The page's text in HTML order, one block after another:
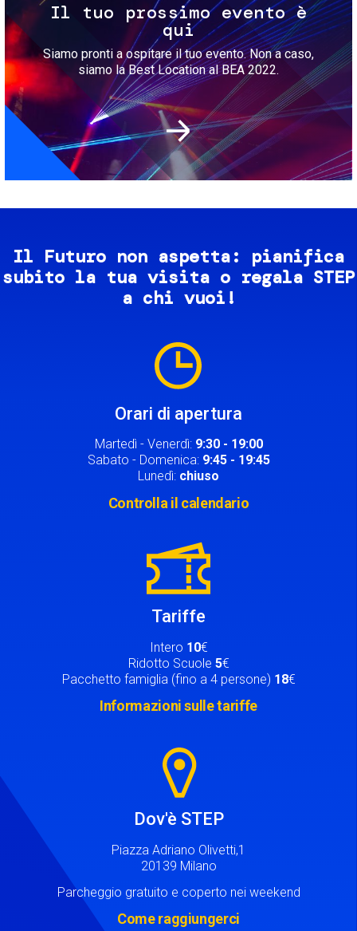
Il tuo prossimo evento è
qui
Siamo pronti a ospitare il tuo evento. Non a caso,
siamo la Best Location al BEA 2022.
Il Futuro non aspetta: pianifica
subito la tua visita o regala STEP
a chi vuoi!
Orari di apertura
Martedì - Venerdì: 9:30 - 19:00
Sabato - Domenica: 9:45 - 19:45
Lunedì: chiuso
Controlla il calendario
Tariffe
Intero 10€
Ridotto Scuole 5€
Pacchetto famiglia (fino a 4 persone) 18€
Informazioni sulle tariffe
Dov'è STEP
Piazza Adriano Olivetti,1
20139 Milano
Parcheggio gratuito e coperto nei weekend
Come raggiungerci